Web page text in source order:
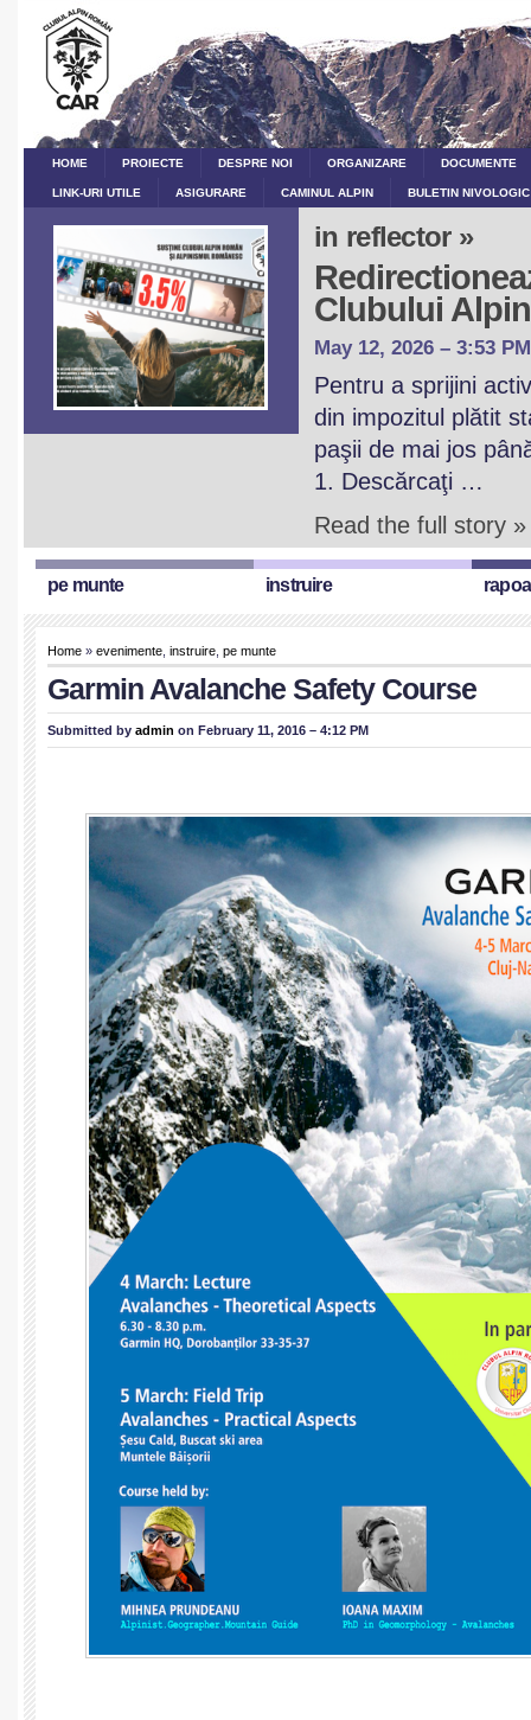
HOME PROIECTE DESPRE NOI ORGANIZARE DOCUMENTE
LINK-URI UTILE ASIGURARE CAMINUL ALPIN BULETIN
in reflector »
Clubului
May 12, 2026 – 3:53 PM
Pentru a sprijini
din impozitul plătit
paşii de mai jos
1. Descărcaţi …
Read the full story »
pe munte instruire
Home » evenimente instruire pe munte
Garmin Avalanche Safety Course
Submitted by admin on February 11, 2016 – 4:12 PM